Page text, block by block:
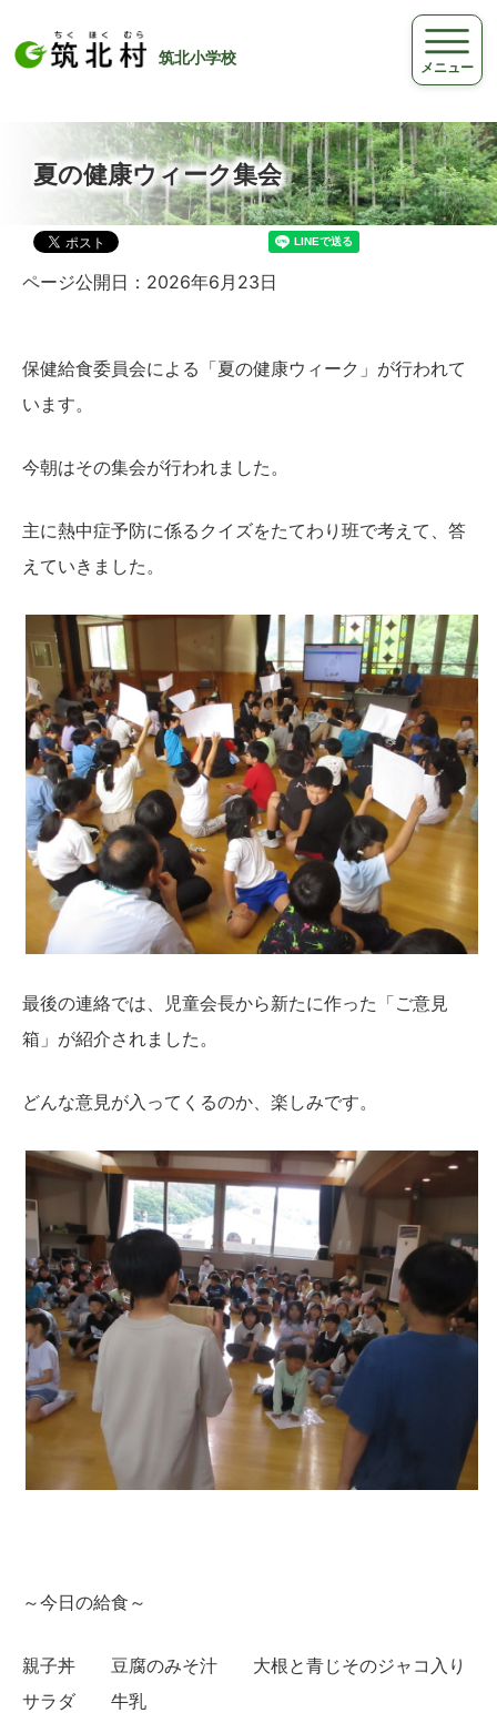
筑北小学校
メニュー
夏の健康ウィーク集会
ページ公開日：2026年6月23日
保健給食委員会による「夏の健康ウィーク」が行われて
います。
今朝はその集会が行われました。
主に熱中症予防に係るクイズをたてわり班で考えて、答
えていきました。
最後の連絡では、児童会長から新たに作った「ご意見
箱」が紹介されました。
どんな意見が入ってくるのか、楽しみです。
～今日の給食～
親子丼 豆腐のみそ汁 大根と青じそのジャコ入り
サラダ 牛乳